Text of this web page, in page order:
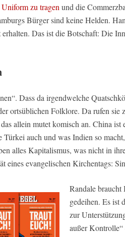
zu tragenund die
Bürger sind keine Helden.
Das ist die Botschaft: Die
Dass da irgendwelche
ortsüblichen Folklore. Da rufen sie
allein mutet komisch an. China ist
auch und was Indien so
alles Kapitalismus, was nicht in
eines evangelischen Kirchentags:
Randale braucht
gedeihen. Es ist
zur
außer Kontrolle“